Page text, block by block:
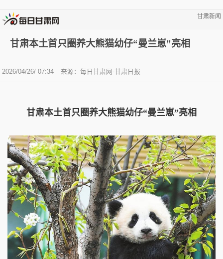
甘肃新闻
甘肃本土首只圈养大熊猫幼仔“曼兰崽”亮相
2026/04/26/ 07:34 来源：每日甘肃网-甘肃日报
甘肃本土首只圈养大熊猫幼仔“曼兰崽”亮相